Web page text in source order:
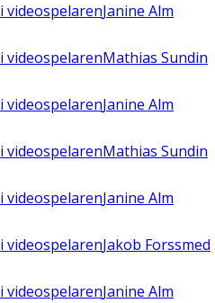
i videospelarenJanine Alm
i videospelarenMathias Sundin
i videospelarenJanine Alm
i videospelarenMathias Sundin
i videospelarenJanine Alm
i videospelarenJakob Forssmed
i videospelarenJanine Alm